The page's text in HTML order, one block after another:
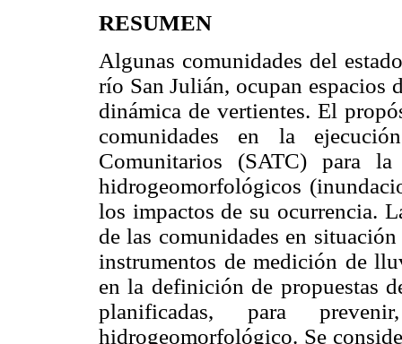
RESUMEN
Algunas comunidades del
río San Julián, ocupan espacios
dinámica de vertientes. El
comunidades en la
Comunitarios (SATC) para
hidrogeomorfológicos
los impactos de su ocurrencia.
de las comunidades en
instrumentos de medición de
en la definición de propuestas
planificadas, para
hidrogeomorfológico. Se